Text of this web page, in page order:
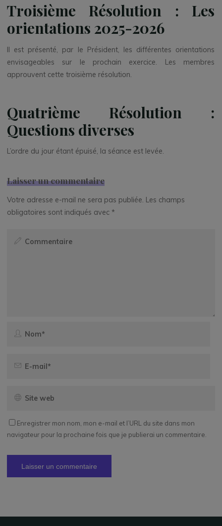
Troisième Résolution : Les
orientations 2025-2026
Il est présenté, par le Président, les différentes orientations
envisageables sur le prochain exercice. Les membres
approuvent cette troisième résolution.
Quatrième Résolution :
Questions diverses
L’ordre du jour étant épuisé, la séance est levée.
Laisser un commentaire
Votre adresse e-mail ne sera pas publiée. Les champs
obligatoires sont indiqués avec *
Enregistrer mon nom, mon e-mail et l’URL du site dans mon
navigateur pour la prochaine fois que je publierai un commentaire.